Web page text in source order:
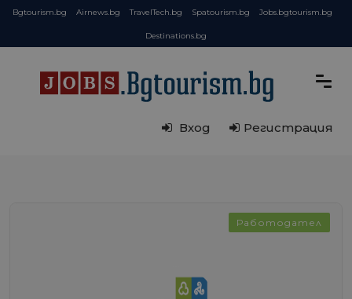
Bgtourism.bg Airnews.bg TravelTech.bg Spatourism.bg Jobs.bgtourism.bg
Destinations.bg
Вход Регистрация
Работодател